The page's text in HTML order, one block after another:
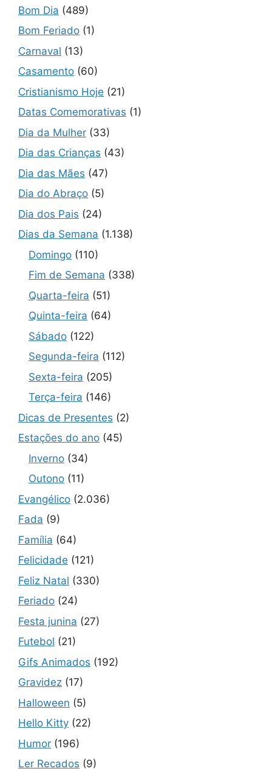
Bom Dia (489)
Bom Feriado (1)
Carnaval (13)
Casamento (60)
Cristianismo Hoje (21)
Datas Comemorativas (1)
Dia da Mulher (33)
Dia das Crianças (43)
Dia das Mães (47)
Dia do Abraço (5)
Dia dos Pais (24)
Dias da Semana (1.138)
Domingo (110)
Fim de Semana (338)
Quarta-feira (51)
Quinta-feira (64)
Sábado (122)
Segunda-feira (112)
Sexta-feira (205)
Terça-feira (146)
Dicas de Presentes (2)
Estações do ano (45)
Inverno (34)
Outono (11)
Evangélico (2.036)
Fada (9)
Família (64)
Felicidade (121)
Feliz Natal (330)
Feriado (24)
Festa junina (27)
Futebol (21)
Gifs Animados (192)
Gravidez (17)
Halloween (5)
Hello Kitty (22)
Humor (196)
Ler Recados (9)